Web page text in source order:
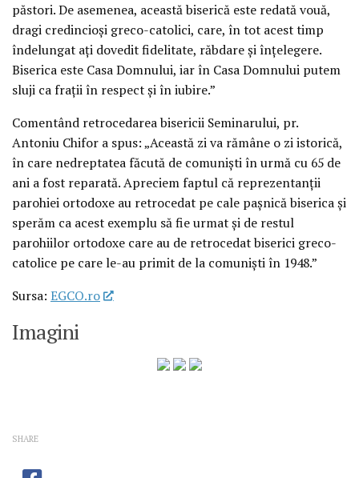
păstori. De asemenea, această biserică este redată vouă,
dragi credincioşi greco-catolici, care, în tot acest timp
îndelungat aţi dovedit fidelitate, răbdare şi înţelegere.
Biserica este Casa Domnului, iar în Casa Domnului putem
sluji ca fraţii în respect şi în iubire.”
Comentând retrocedarea bisericii Seminarului, pr.
Antoniu Chifor a spus: „Această zi va rămâne o zi istorică,
în care nedreptatea făcută de comunişti în urmă cu 65 de
ani a fost reparată. Apreciem faptul că reprezentanţii
parohiei ortodoxe au retrocedat pe cale paşnică biserica şi
sperăm ca acest exemplu să fie urmat şi de restul
parohiilor ortodoxe care au de retrocedat biserici greco-
catolice pe care le-au primit de la comunişti în 1948.”
Sursa: EGCO.ro
Imagini
SHARE